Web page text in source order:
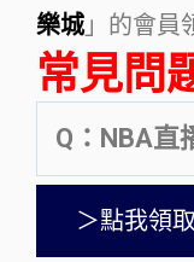
樂城」的會員
常見問
Q：NBA直
＞點我領